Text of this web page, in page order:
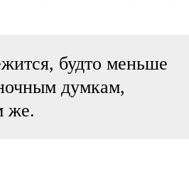
будто меньше
думкам,
же.